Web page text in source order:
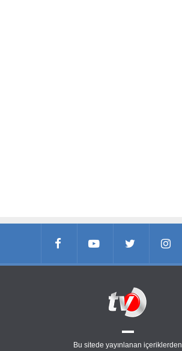
Bu sitede yayınlanan içeriklerden